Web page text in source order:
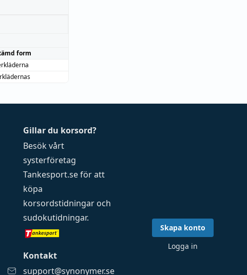
form
Gillar du korsord?
Besök vårt
systerföretag
Tankesport.seför att
köpa
korsordstidningar och
sudokutidningar.
Kontakt
support@synonymer.se
Skapa konto
Logga in